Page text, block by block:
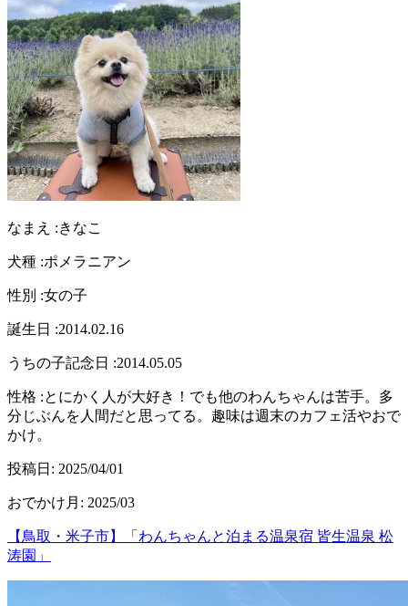
なまえ :きなこ
犬種 :ポメラニアン
性別 :女の子
誕生日 :2014.02.16
うちの子記念日 :2014.05.05
性格 :とにかく人が大好き！でも他のわんちゃんは苦手。多
分じぶんを人間だと思ってる。趣味は週末のカフェ活やおで
かけ。
投稿日: 2025/04/01
おでかけ月 : 2025/03
【鳥取・米子市】「わんちゃんと泊まる温泉宿 皆生温泉 松
涛園」